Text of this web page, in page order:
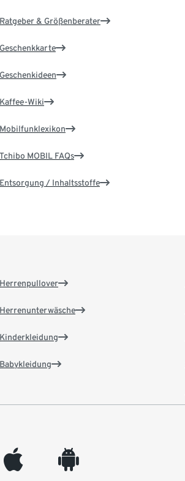
Ratgeber & Größenberater
Geschenkkarte
Geschenkideen
Kaffee-Wiki
Mobilfunklexikon
Tchibo MOBIL FAQs
Entsorgung / Inhaltsstoffe
Herrenpullover
Herrenunterwäsche
Kinderkleidung
Babykleidung
appleinc android